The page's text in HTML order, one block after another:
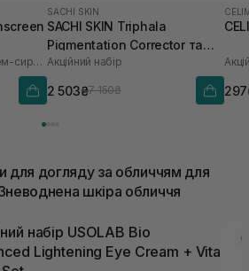
Набір сонцезахисних крем-сироваток
SACHI SKIN
SACHI SKIN Triphala
Pigmentation Corrector та
Saffron Luminous Cleanser
Акційний набір
2 503₴7 150₴
для догляду за обличчям для
шкіра обличчя
набір USOLAB Bio
Lightening Eye Cream + Vita